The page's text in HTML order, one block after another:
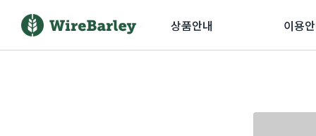
상품안내 이용